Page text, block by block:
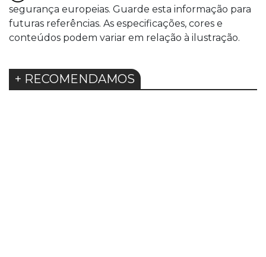
segurança europeias. Guarde esta informação para
futuras referências. As especificações, cores e
conteúdos podem variar em relação à ilustração.
+ RECOMENDAMOS